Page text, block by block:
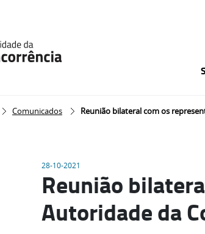
Comunicados Reunião bilateral com os
28-10-2021
Reunião
Autoridade da